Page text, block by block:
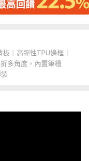
｜高彈性TPU邊框｜
多角度，內置筆槽